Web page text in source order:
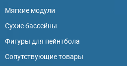
Мягкие модули
Сухие бассейны
Фигуры для пейнтбола
Сопутствующие товары